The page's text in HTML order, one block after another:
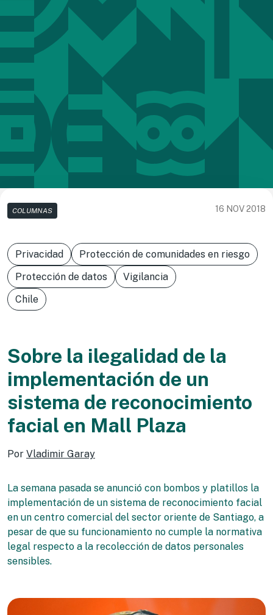
COLUMNAS 16 NOV 2018
Privacidad
Protección de comunidades en riesgo
Protección de datos
Vigilancia
Chile
Sobre la ilegalidad de la
implementación de un
sistema de reconocimiento
facial en Mall Plaza
Por Vladimir Garay
La semana pasada se anunció con bombos y platillos la
implementación de un sistema de reconocimiento facial
en un centro comercial del sector oriente de Santiago, a
pesar de que su funcionamiento no cumple la normativa
legal respecto a la recolección de datos personales
sensibles.